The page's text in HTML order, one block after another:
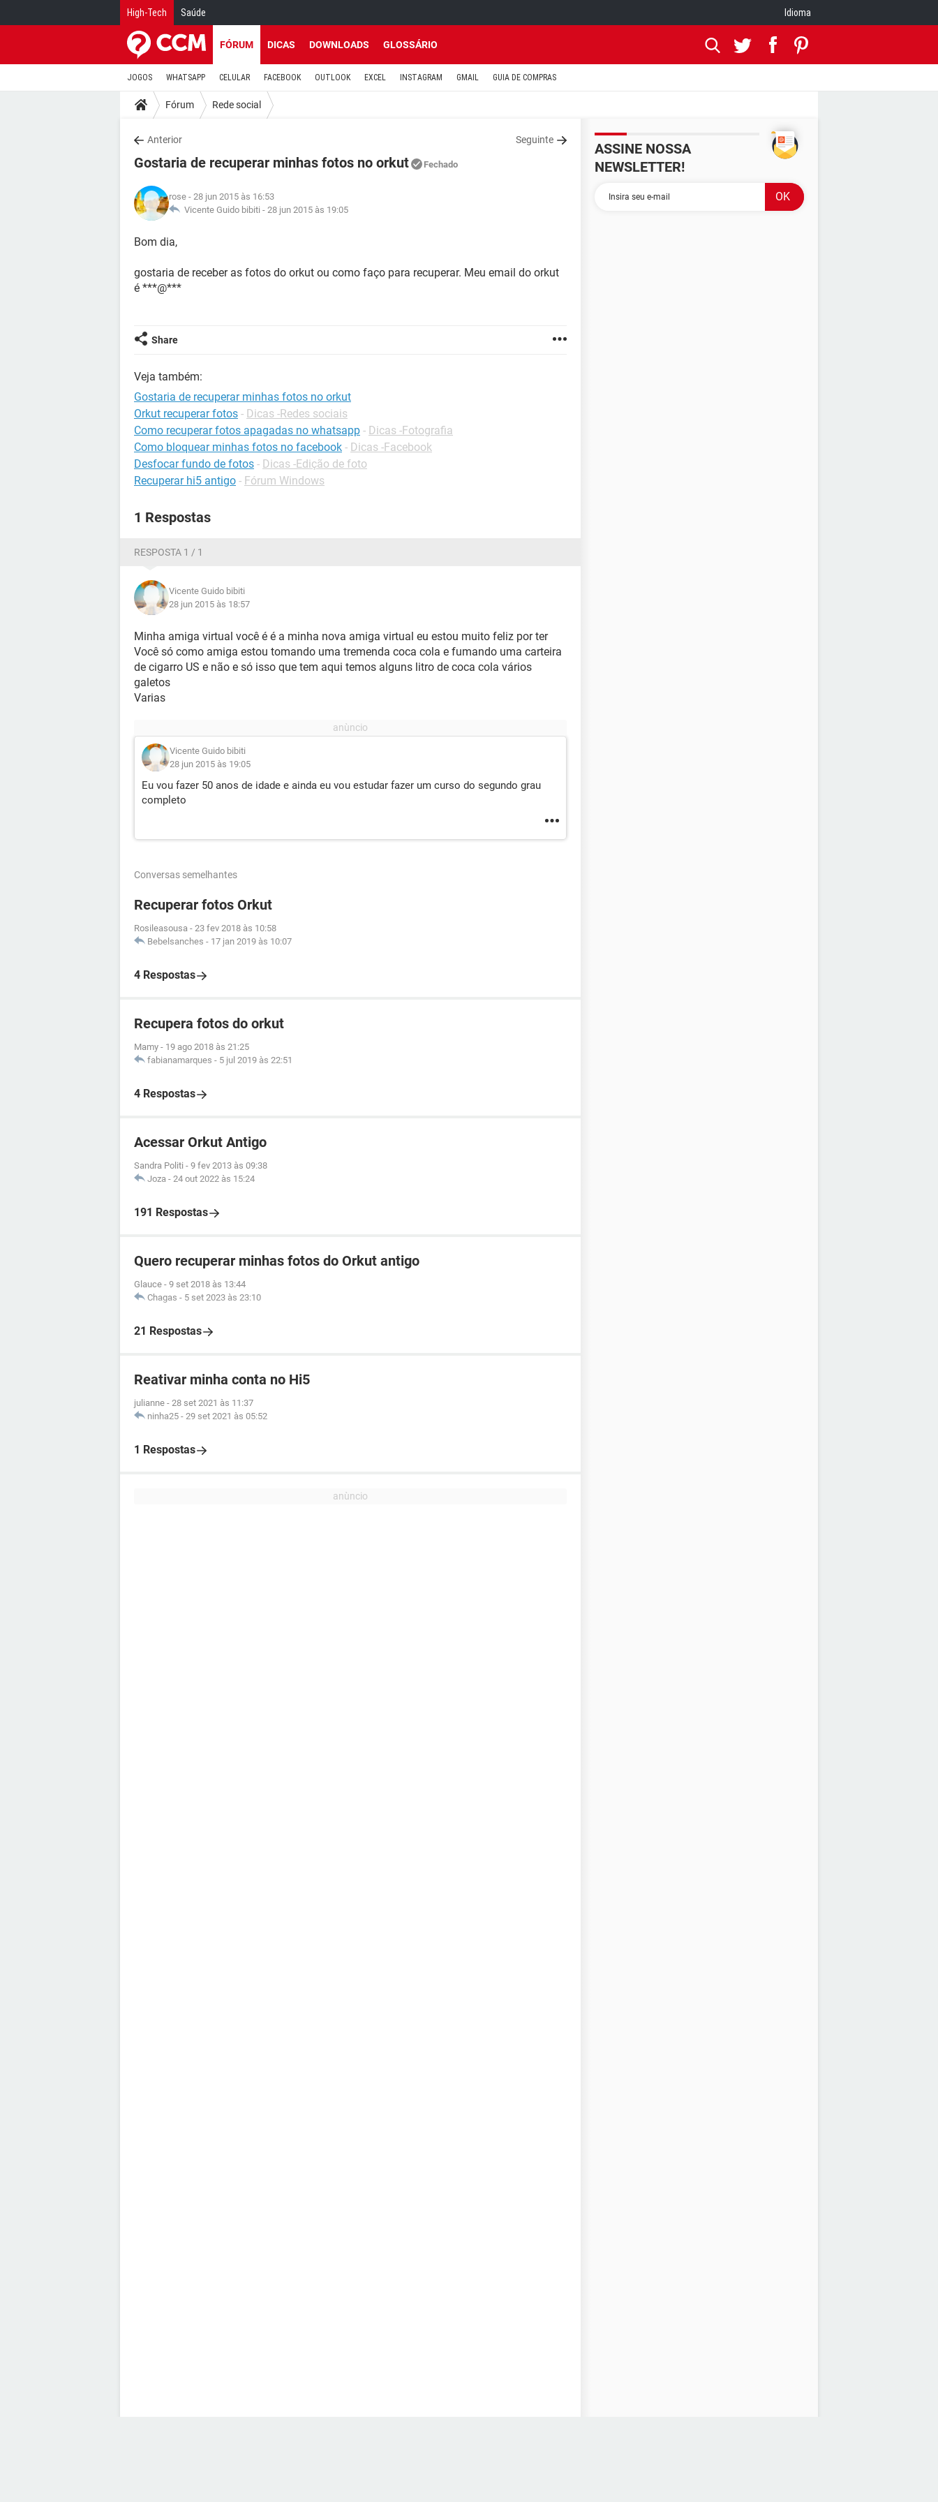
High-Tech Saúde Idioma
FÓRUM DICAS DOWNLOADS GLOSSÁRIO
JOGOS WHATSAPP CELULAR FACEBOOK OUTLOOK EXCEL INSTAGRAM GMAIL GUIA DE COMPRAS
Fórum Rede social
Anterior Seguinte
Gostaria de recuperar minhas fotos no orkut Fechado
rose - 28 jun 2015 às 16:53
Vicente Guido bibiti - 28 jun 2015 às 19:05
Bom dia,
gostaria de receber as fotos do orkut ou como faço para recuperar. Meu email do orkut
é ***@***
Share
Veja também:
Gostaria de recuperar minhas fotos no orkut
Orkut recuperar fotos - Dicas -Redes sociais
Como recuperar fotos apagadas no whatsapp - Dicas -Fotografia
Como bloquear minhas fotos no facebook - Dicas -Facebook
Desfocar fundo de fotos - Dicas -Edição de foto
Recuperar hi5 antigo - Fórum Windows
1 Respostas
RESPOSTA 1 / 1
Vicente Guido bibiti
28 jun 2015 às 18:57
Minha amiga virtual você é é a minha nova amiga virtual eu estou muito feliz por ter
Você só como amiga estou tomando uma tremenda coca cola e fumando uma carteira
de cigarro US e não e só isso que tem aqui temos alguns litro de coca cola vários
galetos
Varias
Vicente Guido bibiti
28 jun 2015 às 19:05
Eu vou fazer 50 anos de idade e ainda eu vou estudar fazer um curso do segundo grau
completo
Conversas semelhantes
Recuperar fotos Orkut
Rosileasousa - 23 fev 2018 às 10:58
Bebelsanches - 17 jan 2019 às 10:07
4 Respostas
Recupera fotos do orkut
Mamy - 19 ago 2018 às 21:25
fabianamarques - 5 jul 2019 às 22:51
4 Respostas
Acessar Orkut Antigo
Sandra Politi - 9 fev 2013 às 09:38
Joza - 24 out 2022 às 15:24
191 Respostas
Quero recuperar minhas fotos do Orkut antigo
Glauce - 9 set 2018 às 13:44
Chagas - 5 set 2023 às 23:10
21 Respostas
Reativar minha conta no Hi5
julianne - 28 set 2021 às 11:37
ninha25 - 29 set 2021 às 05:52
1 Respostas
ASSINE NOSSA
NEWSLETTER!